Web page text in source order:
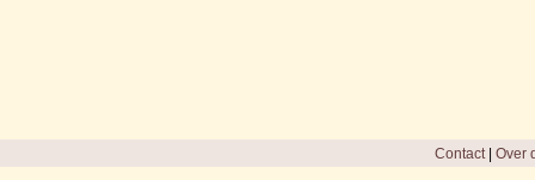
Contact| Over